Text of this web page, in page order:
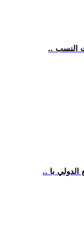
النسب
با